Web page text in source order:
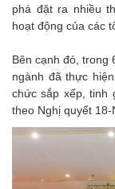
phá đặt ra nhiều
hoạt động của các
Bên cạnh đó, trong
ngành đã thực
chức sắp xếp, tinh
theo Nghị quyết 18-